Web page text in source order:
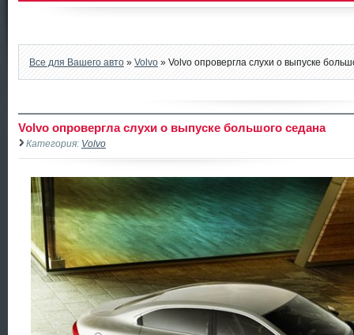
Все для Вашего авто » Volvo » Volvo опровергла слухи о выпуске
Volvo опровергла слухи о выпуске большого седана
Категория: Volvo